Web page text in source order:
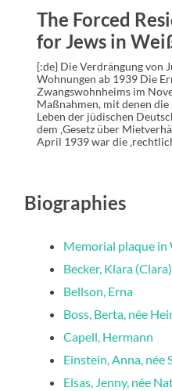
The Forced
for Jews in
{:de} Die Verdrängung von
Wohnungen ab 1939 Die
Zwangswohnheims im
Maßnahmen, mit denen
Leben der jüdischen
dem ‚Gesetz über
April 1939 war die
Biographies
Memorial plaque in
Becker, Klara
Bellson, Erna
Boss, Berta, née
Capell, Hermann
Einstein, Anna, née
Elsas, Jenny, née